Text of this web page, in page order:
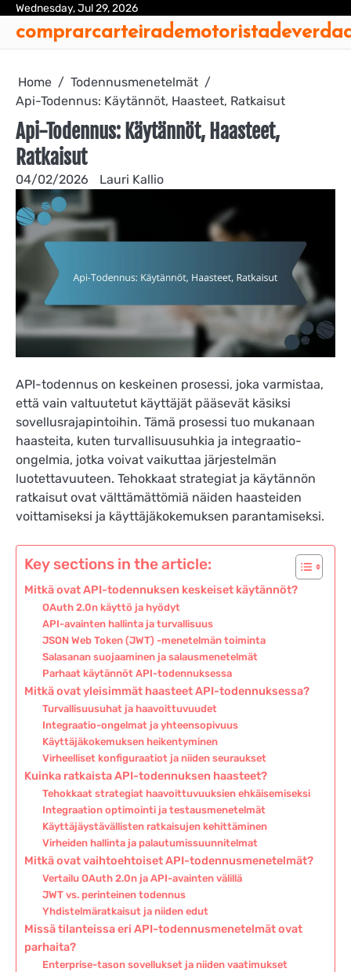
Skip
content
Wednesday, Jul 29, 2026
Us
Us
Home
Todennusmenetelmät
Api-Todennus: Käytännöt, Haasteet, Ratkaisut
Api-Todennus: Käytännöt, Haasteet,
Ratkaisut
04/02/2026 Lauri Kallio
API-todennus on keskeinen prosessi, joka varmistaa,
että vain valtuutetut käyttäjät pääsevät käsiksi
sovellusrajapintoihin. Tämä prosessi tuo mukanaan
haasteita, kuten turvallisuusuhkia ja integraatio-
ongelmia, jotka voivat vaikuttaa järjestelmän
luotettavuuteen. Tehokkaat strategiat ja käytännön
ratkaisut ovat välttämättömiä näiden haasteiden
voittamiseksi ja käyttäjäkokemuksen parantamiseksi.
Key sections in the article:
Mitkä ovat API-todennuksen keskeiset käytännöt?
OAuth 2.0n käyttö ja hyödyt
API-avainten hallinta ja turvallisuus
JSON Web Token (JWT) -menetelmän toiminta
Salasanan suojaaminen ja salausmenetelmät
Parhaat käytännöt API-todennuksessa
Mitkä ovat yleisimmät haasteet API-todennuksessa?
Turvallisuusuhat ja haavoittuvuudet
Integraatio-ongelmat ja yhteensopivuus
Käyttäjäkokemuksen heikentyminen
Virheelliset konfiguraatiot ja niiden seuraukset
Kuinka ratkaista API-todennuksen haasteet?
Tehokkaat strategiat haavoittuvuuksien ehkäisemiseksi
Integraation optimointi ja testausmenetelmät
Käyttäjäystävällisten ratkaisujen kehittäminen
Virheiden hallinta ja palautumissuunnitelmat
Mitkä ovat vaihtoehtoiset API-todennusmenetelmät?
Vertailu OAuth 2.0n ja API-avainten välillä
JWT vs. perinteinen todennus
Yhdistelmäratkaisut ja niiden edut
Missä tilanteissa eri API-todennusmenetelmät ovat
parhaita?
Enterprise-tason sovellukset ja niiden vaatimukset